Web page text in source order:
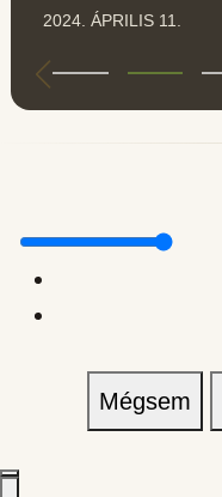
2024. ÁPRILIS 11.
Mégsem